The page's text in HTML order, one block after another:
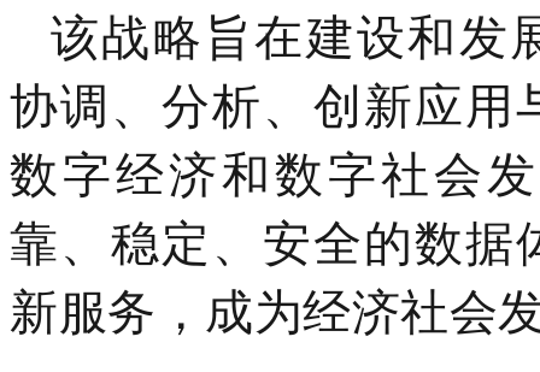
该战略旨在建设和发
协调、分析、创新应用
数字经济和数字社会
靠、稳定、安全的数据
新服务，成为经济社会